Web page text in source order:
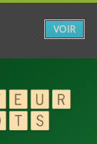
VOIR